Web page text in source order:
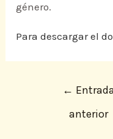
género.
Para descargar el
←
anterior